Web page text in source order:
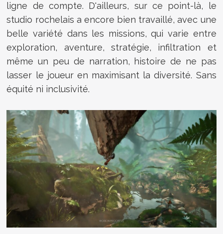
ligne de compte. D'ailleurs, sur ce point-là, le
studio rochelais a encore bien travaillé, avec une
belle variété dans les missions, qui varie entre
exploration, aventure, stratégie, infiltration et
même un peu de narration, histoire de ne pas
lasser le joueur en maximisant la diversité. Sans
équité ni inclusivité.